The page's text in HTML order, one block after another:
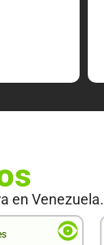
en Venezuela.